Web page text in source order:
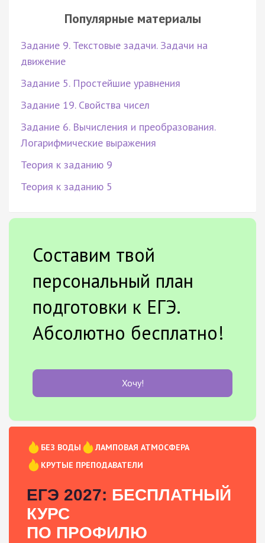
Популярные материалы
Задание 9. Текстовые задачи. Задачи на
движение
Задание 5. Простейшие уравнения
Задание 19. Свойства чисел
Задание 6. Вычисления и преобразования.
Логарифмические выражения
Теория к заданию 9
Теория к заданию 5
Составим твой
персональный план
подготовки к ЕГЭ.
Абсолютно бесплатно!
Хочу!
БЕЗ ВОДЫ
ЛАМПОВАЯ АТМОСФЕРА
КРУТЫЕ ПРЕПОДАВАТЕЛИ
ЕГЭ 2027: БЕСПЛАТНЫЙ
КУРС
ПО ПРОФИЛЮ